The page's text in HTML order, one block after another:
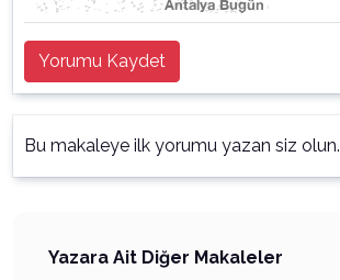
Yorumu Kaydet
Bu makaleye ilk yorumu yazan siz olun.
Yazara Ait Diğer Makaleler